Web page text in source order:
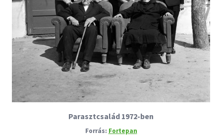
Parasztcsalád 1972-ben
Fortepan